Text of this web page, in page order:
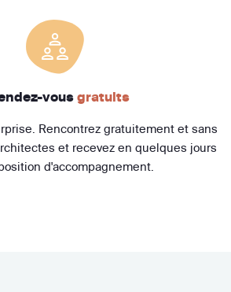
vous gratuits
Rencontrez gratuitement et sans
et recevez en quelques jours
d'accompagnement.